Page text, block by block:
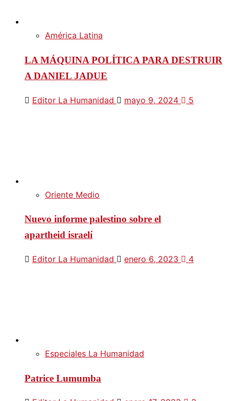
América Latina
LA MÁQUINA POLÍTICA PARA DESTRUIR
A DANIEL JADUE
Editor La Humanidad mayo 9, 2024 5
Oriente Medio
Nuevo informe palestino sobre el
apartheid israelí
Editor La Humanidad enero 6, 2023 4
Especiales La Humanidad
Patrice Lumumba